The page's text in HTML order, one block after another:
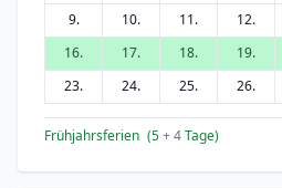
9.
10. 11. 12.
16.
17. 18. 19.
23.
24. 25. 26.
Frühjahrsferien (5+ 4Tage)